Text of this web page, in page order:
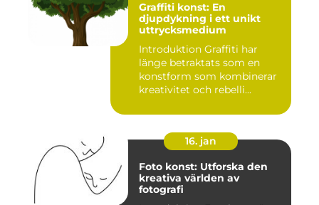
Graffiti konst: En
djupdykning i ett unikt
uttrycksmedium
Introduktion Graffiti har
länge betraktats som en
konstform som kombinerar
kreativitet och rebelli...
16. jan
Foto konst: Utforska den
kreativa världen av
fotografi